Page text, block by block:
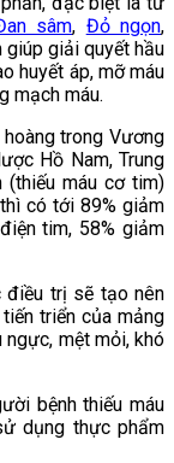
sâm, Đỏ ngọn,
giúp giải quyết hầu
huyết áp, mỡ máu
mạch máu.
trong Vương
Hồ Nam, Trung
(thiếu máu cơ tim)
có tới 89% giảm
tim, 58% giảm
điều trị sẽ tạo nên
triển của mảng
ngực, mệt mỏi, khó
bệnh thiếu máu
dụng thực phẩm